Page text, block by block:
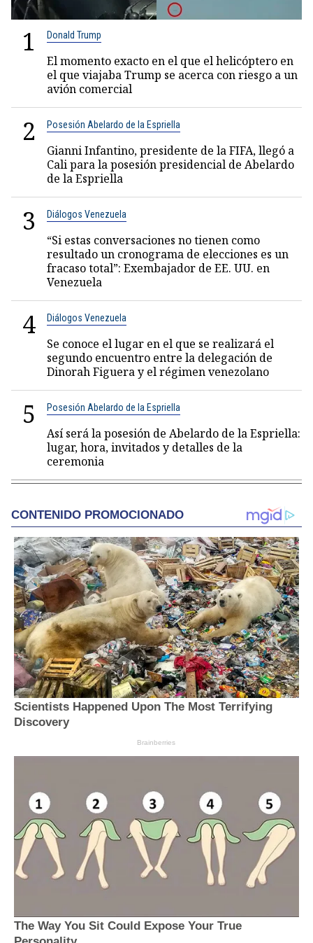
1 Donald Trump
El momento exacto en el que el helicóptero en
el que viajaba Trump se acerca con riesgo a un
avión comercial
2 Posesión Abelardo de la Espriella
Gianni Infantino, presidente de la FIFA, llegó a
Cali para la posesión presidencial de Abelardo
de la Espriella
3 Diálogos Venezuela
“Si estas conversaciones no tienen como
resultado un cronograma de elecciones es un
fracaso total”: Exembajador de EE. UU. en
Venezuela
4 Diálogos Venezuela
Se conoce el lugar en el que se realizará el
segundo encuentro entre la delegación de
Dinorah Figuera y el régimen venezolano
5 Posesión Abelardo de la Espriella
Así será la posesión de Abelardo de la Espriella:
lugar, hora, invitados y detalles de la
ceremonia